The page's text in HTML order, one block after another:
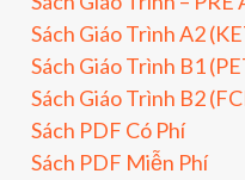
Sách Giáo Trình A2
Sách Giáo Trình B1
Sách Giáo Trình B2
Sách PDF Có Phí
Sách PDF Miễn Phí